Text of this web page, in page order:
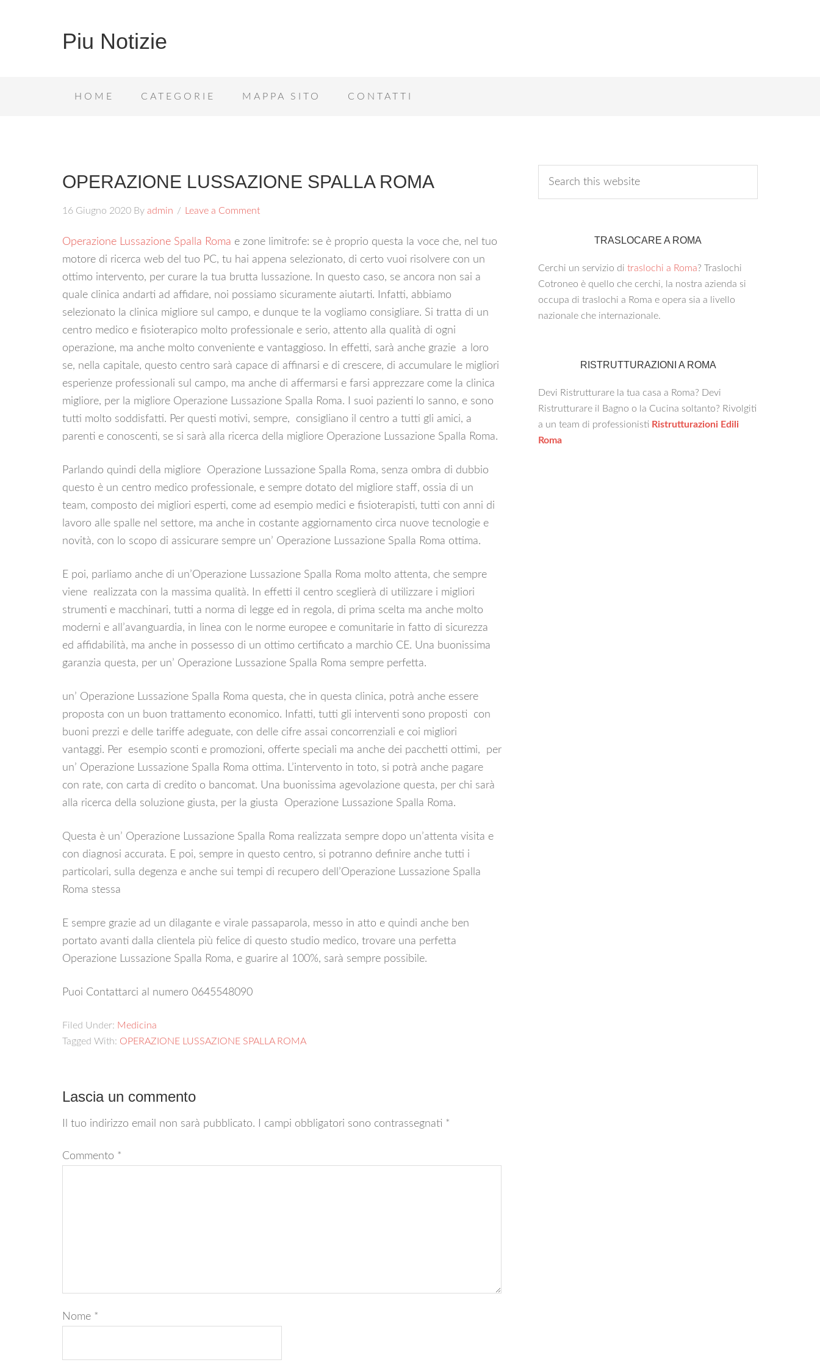
Piu Notizie
HOME CATEGORIE MAPPA SITO CONTATTI
OPERAZIONE LUSSAZIONE SPALLA ROMA
16 Giugno 2020 By admin Leave a Comment
Operazione Lussazione Spalla Roma e zone limitrofe: se è proprio questa la voce che, nel tuo
motore di ricerca web del tuo PC, tu hai appena selezionato, di certo vuoi risolvere con un
ottimo intervento, per curare la tua brutta lussazione. In questo caso, se ancora non sai a
quale clinica andarti ad affidare, noi possiamo sicuramente aiutarti. Infatti, abbiamo
selezionato la clinica migliore sul campo, e dunque te la vogliamo consigliare. Si tratta di un
centro medico e fisioterapico molto professionale e serio, attento alla qualità di ogni
operazione, ma anche molto conveniente e vantaggioso. In effetti, sarà anche grazie a loro
se, nella capitale, questo centro sarà capace di affinarsi e di crescere, di accumulare le migliori
esperienze professionali sul campo, ma anche di affermarsi e farsi apprezzare come la clinica
migliore, per la migliore Operazione Lussazione Spalla Roma. I suoi pazienti lo sanno, e sono
tutti molto soddisfatti. Per questi motivi, sempre, consigliano il centro a tutti gli amici, a
parenti e conoscenti, se si sarà alla ricerca della migliore Operazione Lussazione Spalla Roma.
Parlando quindi della migliore Operazione Lussazione Spalla Roma, senza ombra di dubbio
questo è un centro medico professionale, e sempre dotato del migliore staff, ossia di un
team, composto dei migliori esperti, come ad esempio medici e fisioterapisti, tutti con anni di
lavoro alle spalle nel settore, ma anche in costante aggiornamento circa nuove tecnologie e
novità, con lo scopo di assicurare sempre un’ Operazione Lussazione Spalla Roma ottima.
E poi, parliamo anche di un’Operazione Lussazione Spalla Roma molto attenta, che sempre
viene realizzata con la massima qualità. In effetti il centro sceglierà di utilizzare i migliori
strumenti e macchinari, tutti a norma di legge ed in regola, di prima scelta ma anche molto
moderni e all’avanguardia, in linea con le norme europee e comunitarie in fatto di sicurezza
ed affidabilità, ma anche in possesso di un ottimo certificato a marchio CE. Una buonissima
garanzia questa, per un’ Operazione Lussazione Spalla Roma sempre perfetta.
un’ Operazione Lussazione Spalla Roma questa, che in questa clinica, potrà anche essere
proposta con un buon trattamento economico. Infatti, tutti gli interventi sono proposti con
buoni prezzi e delle tariffe adeguate, con delle cifre assai concorrenziali e coi migliori
vantaggi. Per esempio sconti e promozioni, offerte speciali ma anche dei pacchetti ottimi, per
un’ Operazione Lussazione Spalla Roma ottima. L’intervento in toto, si potrà anche pagare
con rate, con carta di credito o bancomat. Una buonissima agevolazione questa, per chi sarà
alla ricerca della soluzione giusta, per la giusta Operazione Lussazione Spalla Roma.
Questa è un’ Operazione Lussazione Spalla Roma realizzata sempre dopo un’attenta visita e
con diagnosi accurata. E poi, sempre in questo centro, si potranno definire anche tutti i
particolari, sulla degenza e anche sui tempi di recupero dell’Operazione Lussazione Spalla
Roma stessa
E sempre grazie ad un dilagante e virale passaparola, messo in atto e quindi anche ben
portato avanti dalla clientela più felice di questo studio medico, trovare una perfetta
Operazione Lussazione Spalla Roma, e guarire al 100%, sarà sempre possibile.
Puoi Contattarci al numero 0645548090
Filed Under: Medicina
Tagged With: OPERAZIONE LUSSAZIONE SPALLA ROMA
Lascia un commento
Il tuo indirizzo email non sarà pubblicato. I campi obbligatori sono contrassegnati *
Commento *
Nome *
TRASLOCARE A ROMA
Cerchi un servizio di traslochi a Roma? Traslochi
Cotroneo è quello che cerchi, la nostra azienda si
occupa di traslochi a Roma e opera sia a livello
nazionale che internazionale.
RISTRUTTURAZIONI A ROMA
Devi Ristrutturare la tua casa a Roma? Devi
Ristrutturare il Bagno o la Cucina soltanto? Rivolgiti
a un team di professionisti Ristrutturazioni Edili
Roma